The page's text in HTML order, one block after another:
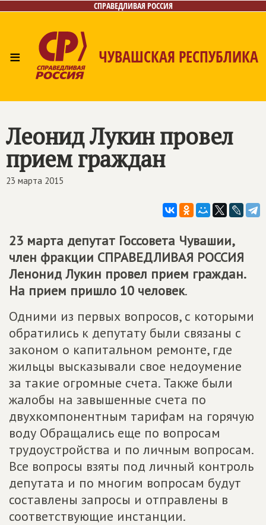
СПРАВЕДЛИВАЯ РОССИЯ
≡ ЧУВАШСКАЯ РЕСПУБЛИКА
Леонид Лукин провел
прием граждан
23 марта 2015
23 марта депутат Госсовета Чувашии,
член фракции СПРАВЕДЛИВАЯ РОССИЯ
Ленонид Лукин провел прием граждан.
На прием пришло 10 человек.
Одними из первых вопросов, с которыми
обратились к депутату были связаны с
законом о капитальном ремонте, где
жильцы высказывали свое недоумение
за такие огромные счета. Также были
жалобы на завышенные счета по
двухкомпонентным тарифам на горячую
воду Обращались еще по вопросам
трудоустройства и по личным вопросам.
Все вопросы взяты под личный контроль
депутата и по многим вопросам будут
составлены запросы и отправлены в
соответствующие инстанции.